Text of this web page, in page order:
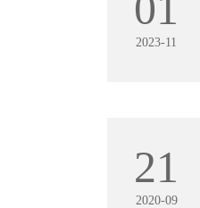
2023-11
21
2020-09